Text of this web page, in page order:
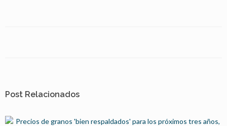
Post Relacionados